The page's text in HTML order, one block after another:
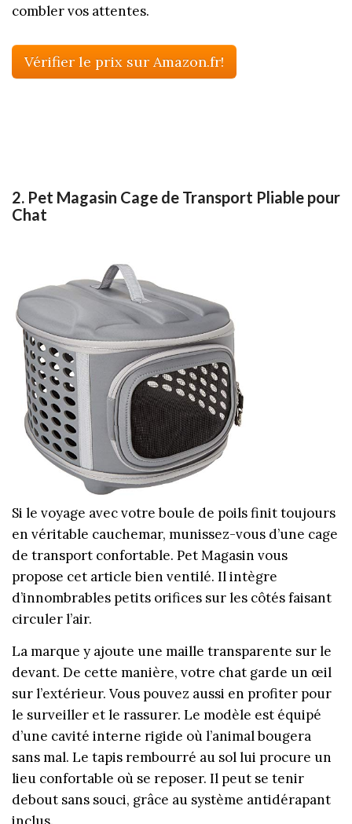
combler vos attentes.
Vérifier le prix sur Amazon.fr!
2. Pet Magasin Cage de Transport Pliable pour
Chat
Si le voyage avec votre boule de poils finit toujours
en véritable cauchemar, munissez-vous d’une cage
de transport confortable. Pet Magasin vous
propose cet article bien ventilé. Il intègre
d’innombrables petits orifices sur les côtés faisant
circuler l’air.
La marque y ajoute une maille transparente sur le
devant. De cette manière, votre chat garde un œil
sur l’extérieur. Vous pouvez aussi en profiter pour
le surveiller et le rassurer. Le modèle est équipé
d’une cavité interne rigide où l’animal bougera
sans mal. Le tapis rembourré au sol lui procure un
lieu confortable où se reposer. Il peut se tenir
debout sans souci, grâce au système antidérapant